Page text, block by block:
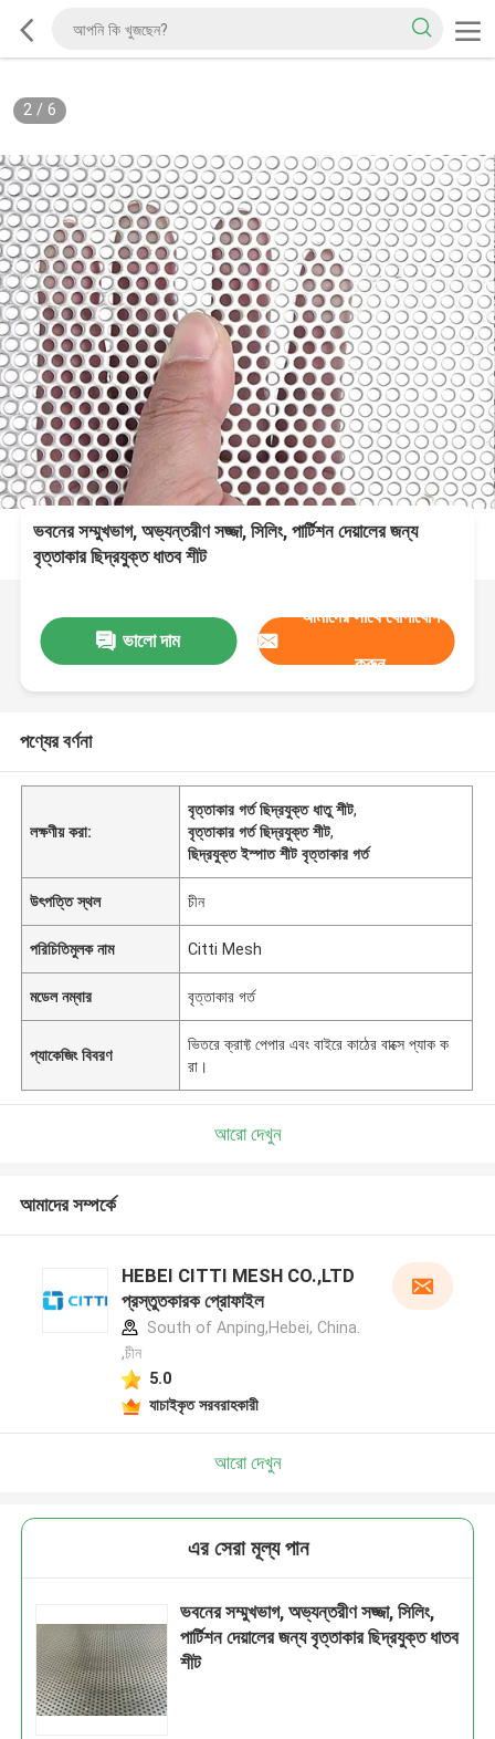
2/ 6
ভবনের সম্মুখভাগ, অভ্যন্তরীণ সজ্জা, সিলিং, পার্টিশন দেয়ালের জন্য
বৃত্তাকার ছিদ্রযুক্ত ধাতব শীট
ভালো দাম
আমাদের সাথে যোগাযোগ
করুন
পণ্যের বর্ণনা
লক্ষণীয় করা:
বৃত্তাকার গর্ত ছিদ্রযুক্ত ধাতু শীট,
বৃত্তাকার গর্ত ছিদ্রযুক্ত শীট,
ছিদ্রযুক্ত ইস্পাত শীট বৃত্তাকার গর্ত
উৎপত্তি স্থল চীন
পরিচিতিমুলক নাম Citti Mesh
মডেল নম্বার বৃত্তাকার গর্ত
প্যাকেজিং বিবরণ
ভিতরে ক্রাফ্ট পেপার এবং বাইরে কাঠের বাক্সে প্যাক ক
রা।
আরো দেখুন
আমাদের সম্পর্কে
HEBEI CITTI MESH CO.,LTD
প্রস্তুতকারক প্রোফাইল
South of Anping,Hebei, China.
,চীন
5.0
যাচাইকৃত সরবরাহকারী
আরো দেখুন
এর সেরা মূল্য পান
ভবনের সম্মুখভাগ, অভ্যন্তরীণ সজ্জা, সিলিং,
পার্টিশন দেয়ালের জন্য বৃত্তাকার ছিদ্রযুক্ত ধাতব
শীট